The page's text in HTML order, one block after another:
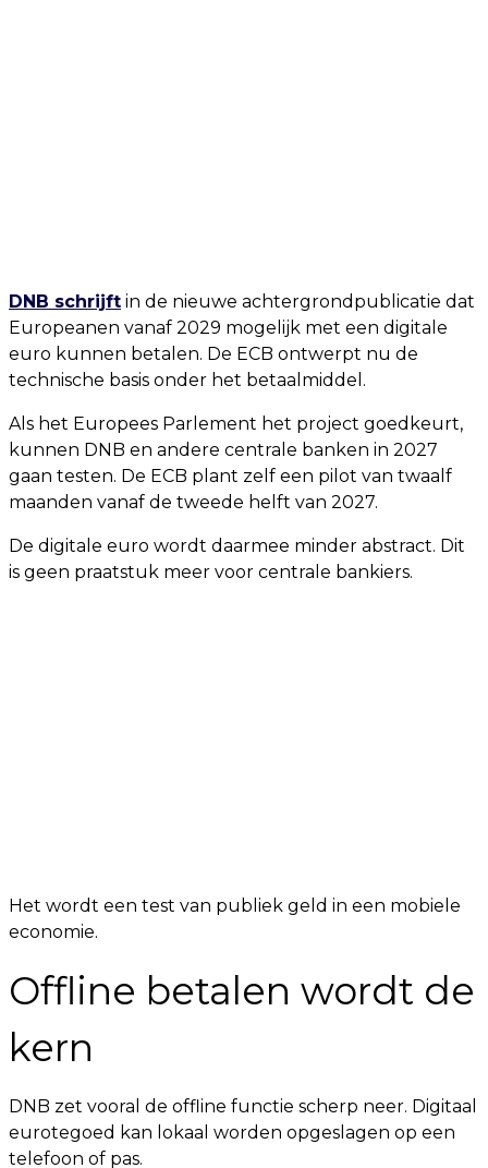
DNB schrijft in de nieuwe achtergrondpublicatie dat
Europeanen vanaf 2029 mogelijk met een digitale
euro kunnen betalen. De ECB ontwerpt nu de
technische basis onder het betaalmiddel.
Als het Europees Parlement het project goedkeurt,
kunnen DNB en andere centrale banken in 2027
gaan testen. De ECB plant zelf een pilot van twaalf
maanden vanaf de tweede helft van 2027.
De digitale euro wordt daarmee minder abstract. Dit
is geen praatstuk meer voor centrale bankiers.
Het wordt een test van publiek geld in een mobiele
economie.
Offline betalen wordt de
kern
DNB zet vooral de offline functie scherp neer. Digitaal
eurotegoed kan lokaal worden opgeslagen op een
telefoon of pas.